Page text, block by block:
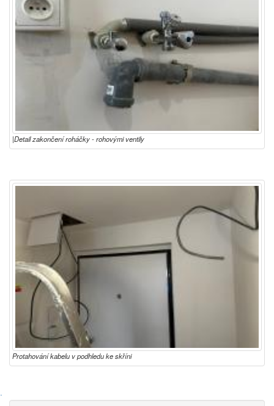
|Detail zakončení roháčky - rohovými ventily
Protahování kabelu v podhledu ke skříni
·